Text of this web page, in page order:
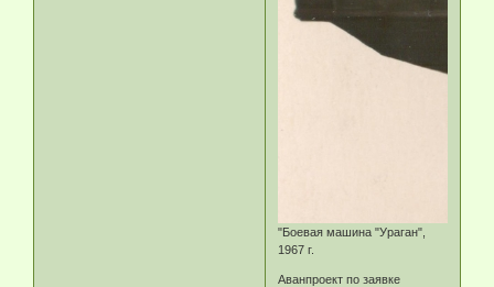
"Боевая машина "Ураган",
1967 г.
Аванпроект по заявке